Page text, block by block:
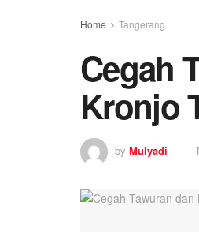
Home Tangerang
Cegah
Kronjo
by Mulyadi